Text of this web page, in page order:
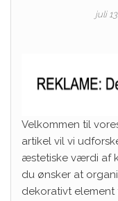
juli
Velkommen til
artikel vil vi
æstetiske værdi af
du ønsker at
dekorativt